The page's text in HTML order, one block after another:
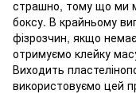
страшно, тому що ми
боксу. В крайньому
фізрозчин, якщо
отримуємо клейку
Виходить
використовуємо цей